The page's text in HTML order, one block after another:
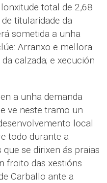
total de 2,68
titularidade da
sometida a unha
Arranxo e mellora
calzada; e xecución
a unha demanda
ve neste tramo un
local
todo durante a
se dirixen ás praias
froito das xestións
Carballo ante a